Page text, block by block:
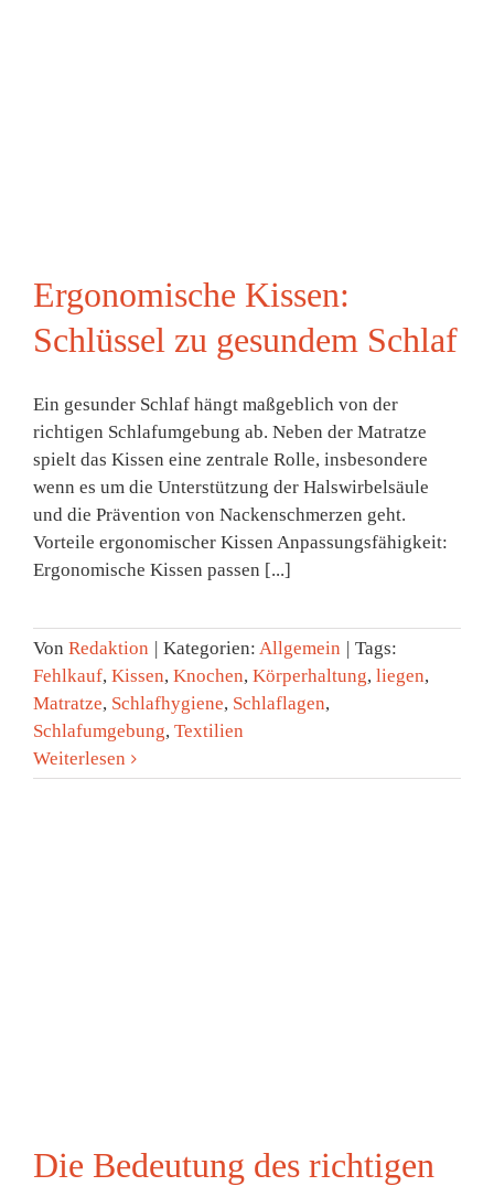
Ergonomische Kissen:
Schlüssel zu gesundem Schlaf
Ein gesunder Schlaf hängt maßgeblich von der
richtigen Schlafumgebung ab. Neben der Matratze
spielt das Kissen eine zentrale Rolle, insbesondere
wenn es um die Unterstützung der Halswirbelsäule
und die Prävention von Nackenschmerzen geht.
Vorteile ergonomischer Kissen Anpassungsfähigkeit:
Ergonomische Kissen passen [...]
Von Redaktion | Kategorien: Allgemein | Tags:
Fehlkauf, Kissen, Knochen, Körperhaltung, liegen,
Matratze, Schlafhygiene, Schlaflagen,
Schlafumgebung, Textilien
Weiterlesen
Die Bedeutung des richtigen